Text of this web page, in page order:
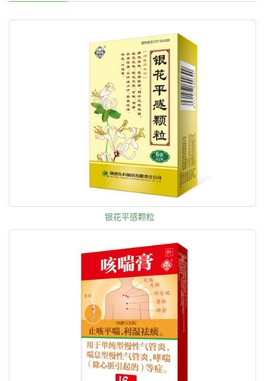
银花平感颗粒